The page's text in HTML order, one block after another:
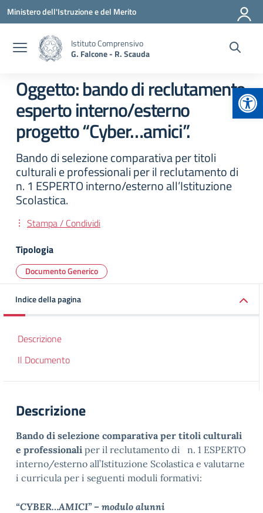
Vai ai contenuti
Vai al menu di navigazione
Vai al footer
Ministero dell'Istruzione e del Merito
Istituto Comprensivo
G. Falcone - R. Scauda
Oggetto: bando di reclutamento
esperto interno/esterno
progetto “Cyber…amici”.
Bando di selezione comparativa per titoli
culturali e professionali per il reclutamento di
n. 1 ESPERTO interno/esterno all’Istituzione
Scolastica.
Stampa / Condividi
Tipologia
Documento Generico
Indice della pagina
Descrizione
Il Documento
Descrizione
Bando di selezione comparativa per titoli culturali
e professionali per il reclutamento di n. 1 ESPERTO
interno/esterno all’Istituzione Scolastica e valutarne
i curricula per i seguenti moduli formativi:
“CYBER…AMICI” – modulo alunni